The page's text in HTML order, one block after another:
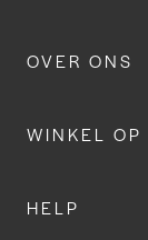
OVER ONS
WINKEL OP
HELP